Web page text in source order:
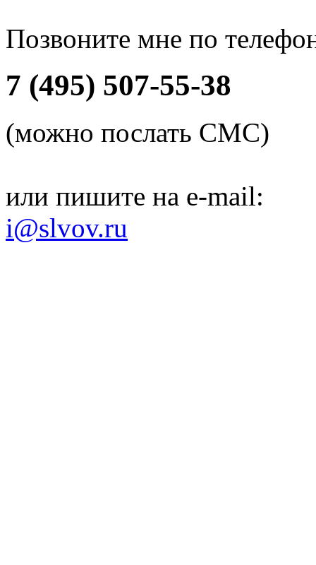
Позвоните мне по
7 (495) 507-55-38
(можно послать СМС)
или пишите на e-mail:
i@slvov.ru